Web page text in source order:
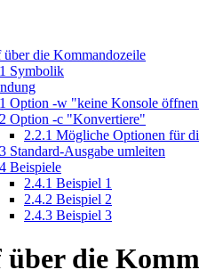
die Kommandozeile
Symbolik
Option -w "keine Konsole
Option -c "Konvertiere"
2.2.1 Mögliche Optionen für
Standard-Ausgabe umleiten
Beispiele
2.4.1 Beispiel 1
2.4.2 Beispiel 2
2.4.3 Beispiel 3
die